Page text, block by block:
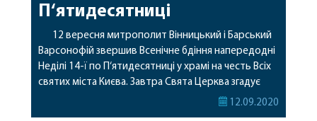
П‘ятидесятниці
12 вересня митрополит Вінницький і Барський
Варсонофій звершив Всенічне бдіння напередодні
Неділі 14-ї по П‘ятидесятниці у храмі на честь Всіх
святих міста Києва. Завтра Свята Церква згадує
12.09.2020